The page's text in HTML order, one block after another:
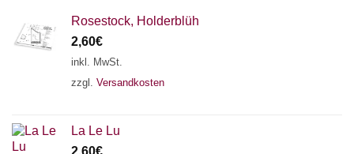
Rosestock, Holderblüh
2,60€
inkl. MwSt.
zzgl. Versandkosten
La Le Lu
2,60€